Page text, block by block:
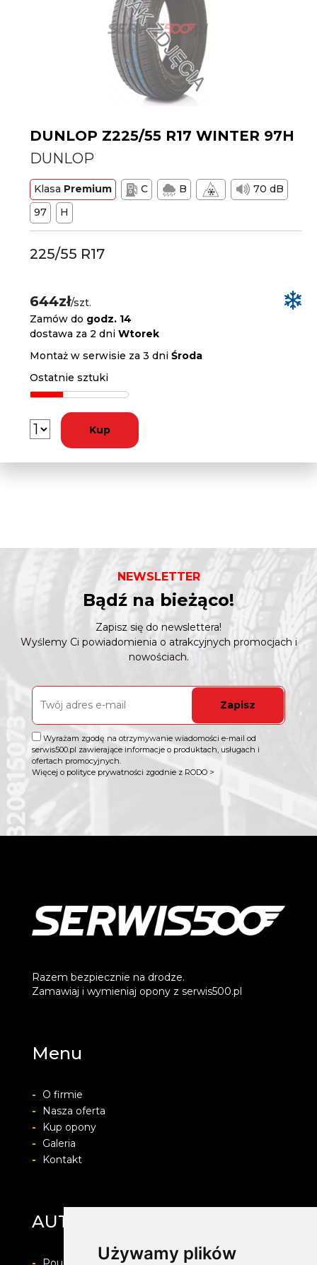
Używamy plików
DUNLOP Z225/55 R17 WINTER 97H
DUNLOP
Klasa Premium C B
70 dB
97
H
225/55 R17
644zł/szt.
Zamów do godz. 14
dostawa za 2 dniWtorek
Montaż w serwisie za 3 dniŚroda
Ostatnie sztuki
Kup
NEWSLETTER
Bądź na bieżąco!
Zapisz się do newslettera!
Wyślemy Ci powiadomienia o atrakcyjnych promocjach i
nowościach.
Zapisz
Wyrażam zgodę na otrzymywanie wiadomości e-mail od
serwis500.pl zawierające informacje o produktach, usługach i
ofertach promocyjnych.
Więcej o polityce prywatności zgodnie z RODO >
Razem bezpiecznie na drodze.
Zamawiaj i wymieniaj opony z serwis500.pl
Menu
-
O firmie
-
Nasza oferta
-
Kup opony
-
Galeria
-
Kontakt
AUTO-PROTECT